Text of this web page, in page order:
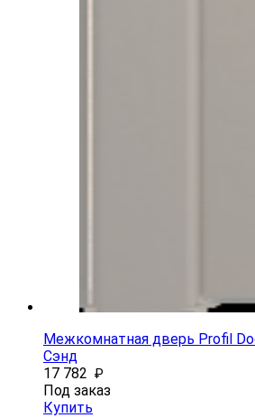
Межкомнатная дверь Profil
Сэнд
17 782 ₽
Под заказ
Купить